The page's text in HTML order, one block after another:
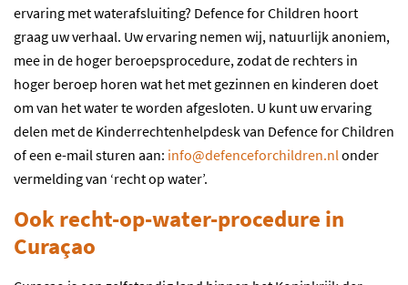
ervaring met waterafsluiting? Defence for Children hoort
graag uw verhaal. Uw ervaring nemen wij, natuurlijk anoniem,
mee in de hoger beroepsprocedure, zodat de rechters in
hoger beroep horen wat het met gezinnen en kinderen doet
om van het water te worden afgesloten. U kunt uw ervaring
delen met de Kinderrechtenhelpdesk van Defence for Children
of een e-mail sturen aan: info@defenceforchildren.nlonder
vermelding van ‘recht op water’.
Ook recht-op-water-procedure in
Curaçao